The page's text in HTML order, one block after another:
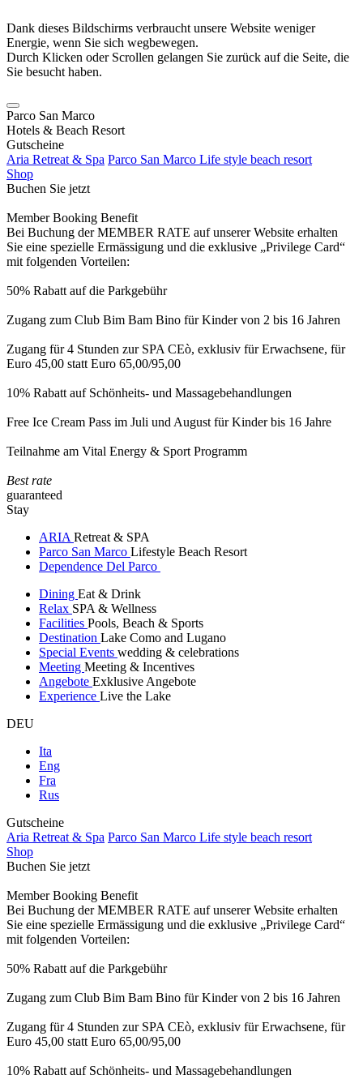
Dank dieses Bildschirms verbraucht unsere Website weniger
Energie, wenn Sie sich wegbewegen.
Durch Klicken oder Scrollen gelangen Sie zurück auf die Seite, die
Sie besucht haben.
Parco San Marco
Hotels & Beach Resort
Gutscheine
Aria Retreat & Spa Parco San Marco Life style beach resort
Shop
Buchen Sie jetzt
Member Booking Benefit
Bei Buchung der MEMBER RATE auf unserer Website erhalten
Sie eine spezielle Ermässigung und die exklusive „Privilege Card“
mit folgenden Vorteilen:
50% Rabatt auf die Parkgebühr
Zugang zum Club Bim Bam Bino für Kinder von 2 bis 16 Jahren
Zugang für 4 Stunden zur SPA CEò, exklusiv für Erwachsene, für
Euro 45,00 statt Euro 65,00/95,00
10% Rabatt auf Schönheits- und Massagebehandlungen
Free Ice Cream Pass im Juli und August für Kinder bis 16 Jahre
Teilnahme am Vital Energy & Sport Programm
Best rate
guaranteed
Stay
ARIA Retreat & SPA
Parco San Marco Lifestyle Beach Resort
Dependence Del Parco
Dining Eat & Drink
Relax SPA & Wellness
Facilities Pools, Beach & Sports
Destination Lake Como and Lugano
Special Events wedding & celebrations
Meeting Meeting & Incentives
Angebote Exklusive Angebote
Experience Live the Lake
DEU
Ita
Eng
Fra
Rus
Gutscheine
Aria Retreat & Spa Parco San Marco Life style beach resort
Shop
Buchen Sie jetzt
Member Booking Benefit
Bei Buchung der MEMBER RATE auf unserer Website erhalten
Sie eine spezielle Ermässigung und die exklusive „Privilege Card“
mit folgenden Vorteilen:
50% Rabatt auf die Parkgebühr
Zugang zum Club Bim Bam Bino für Kinder von 2 bis 16 Jahren
Zugang für 4 Stunden zur SPA CEò, exklusiv für Erwachsene, für
Euro 45,00 statt Euro 65,00/95,00
10% Rabatt auf Schönheits- und Massagebehandlungen